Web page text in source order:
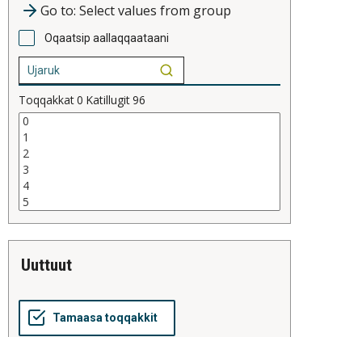
Go to: Select values from group
Oqaatsip aallaqqaataani
Toqqakkat0 Katillugit96
uuttuut